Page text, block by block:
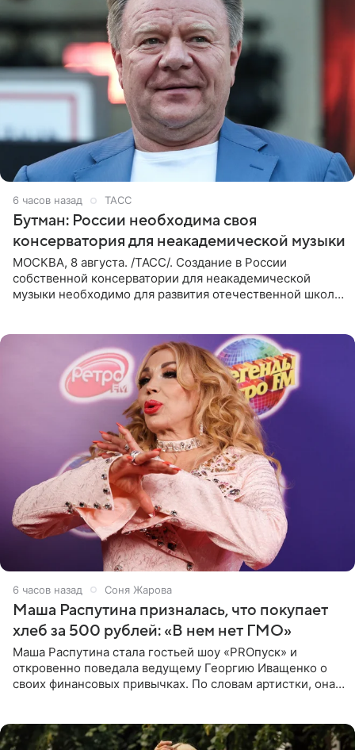
6 часов назад ТАСС
Бутман: России необходима своя
консерватория для неакадемической музыки
МОСКВА, 8 августа. /ТАСС/. Создание в России
собственной консерватории для неакадемической
музыки необходимо для развития отечественной школы
6 часов назад Соня Жарова
Маша Распутина призналась, что покупает
хлеб за 500 рублей: «В нем нет ГМО»
Маша Распутина стала гостьей шоу «PROпуск» и
откровенно поведала ведущему Георгию Иващенко о
своих финансовых привычках. По словам артистки, она